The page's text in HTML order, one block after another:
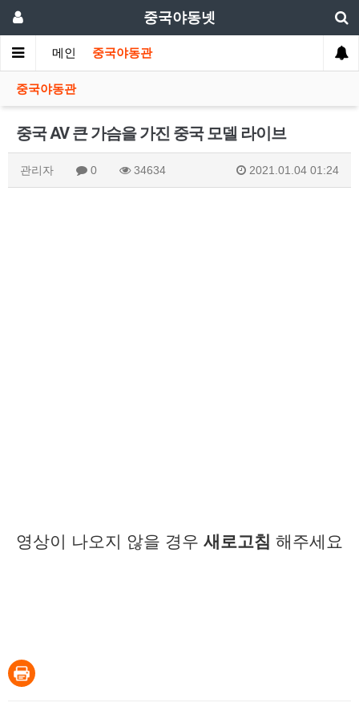
중국야동넷
메인 중국야동관
중국야동관
중국 AV 큰 가슴을 가진 중국 모델 라이브
관리자 0 34634 2021.01.04 01:24
영상이 나오지 않을 경우 새로고침 해주세요